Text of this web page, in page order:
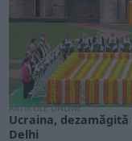
ARTICOLE ONLINE
Ucraina,
Delhi